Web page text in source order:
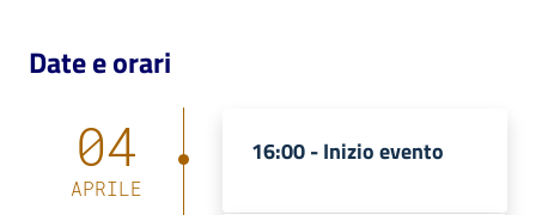
Date e orari
04
APRILE
16:00 -Inizio evento